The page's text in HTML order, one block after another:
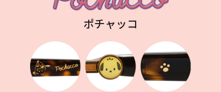
ポチャッコ